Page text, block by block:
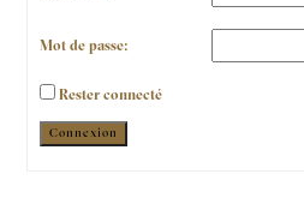
Mot de passe:
Rester connecté
Alternative:
Connexion